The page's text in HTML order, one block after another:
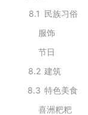
8.1 民族习俗
服饰
节日
8.2 建筑
8.3 特色美食
喜洲粑粑